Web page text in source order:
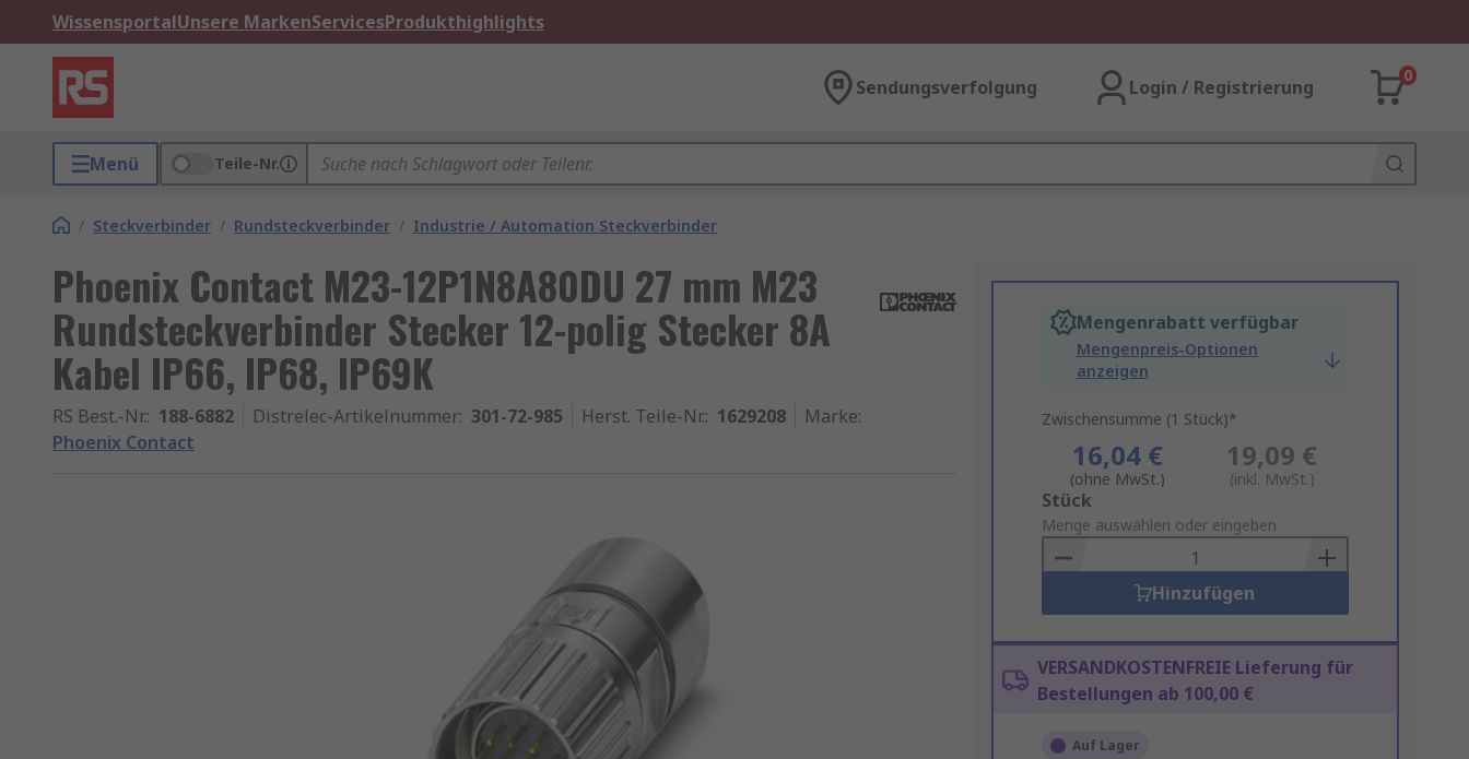
WissensportalUnsere MarkenServicesProdukthighlights
Sendungsverfolgung Login / Registrierung
0
Menü Teile-Nr.
/ Steckverbinder / Rundsteckverbinder / Industrie / Automation Steckverbinder
Phoenix Contact M23-12P1N8A80DU 27 mm M23
Rundsteckverbinder Stecker 12-polig Stecker 8A
Kabel IP66, IP68, IP69K
RS Best.-Nr.: 188-6882 Distrelec-Artikelnummer: 301-72-985 Herst. Teile-Nr.: 1629208 Marke:
Phoenix Contact
Mengenrabatt verfügbar
Mengenpreis-Optionen
anzeigen
Zwischensumme (1 Stück)*
16,04 €
(ohne MwSt.)
19,09 €
(inkl. MwSt.)
Add
to
Basket
Stück
Menge auswählen oder eingeben
Hinzufügen
VERSANDKOSTENFREIE Lieferung für
Bestellungen ab 100,00 €
Auf Lager